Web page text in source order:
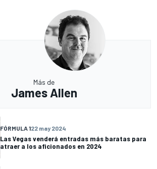
Más de
James Allen
FÓRMULA 122 may 2024
Las Vegas venderá entradas más baratas para
atraer a los aficionados en 2024